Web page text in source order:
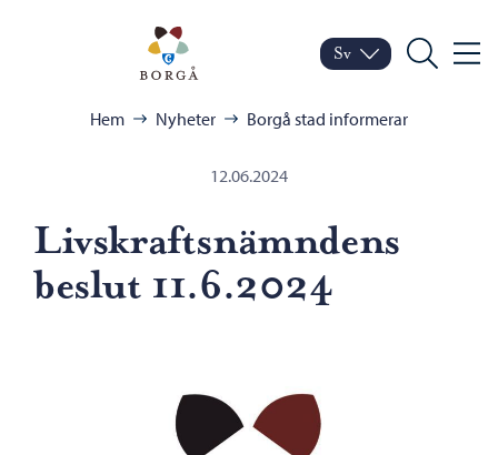
Porvoo – Gå till
Byt språk
Nuvarande språk:
Sv
Sök Meny
Bläddra:Hem Nyheter Borgå stad informerar
12.06.2024
Livskraftsnämndens
beslut 11.6.2024